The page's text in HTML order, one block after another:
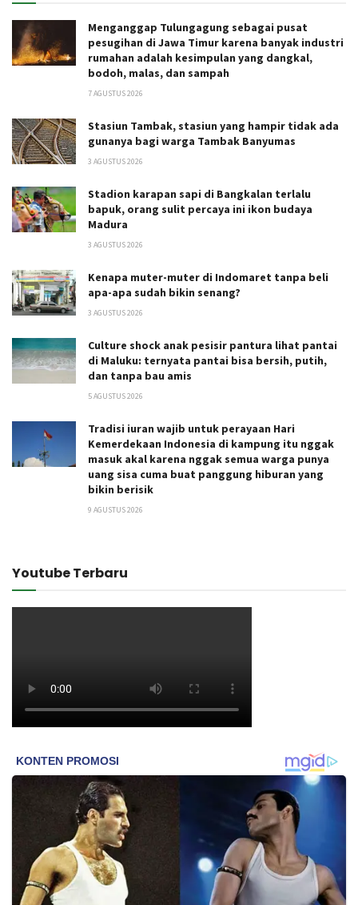
Menganggap Tulungagung sebagai pusat
pesugihan di Jawa Timur karena banyak industri
rumahan adalah kesimpulan yang dangkal,
bodoh, malas, dan sampah
7 AGUSTUS 2026
Stasiun Tambak, stasiun yang hampir tidak ada
gunanya bagi warga Tambak Banyumas
3 AGUSTUS 2026
Stadion karapan sapi di Bangkalan terlalu
bapuk, orang sulit percaya ini ikon budaya
Madura
3 AGUSTUS 2026
Kenapa muter-muter di Indomaret tanpa beli
apa-apa sudah bikin senang?
3 AGUSTUS 2026
Culture shock anak pesisir pantura lihat pantai
di Maluku: ternyata pantai bisa bersih, putih,
dan tanpa bau amis
5 AGUSTUS 2026
Tradisi iuran wajib untuk perayaan Hari
Kemerdekaan Indonesia di kampung itu nggak
masuk akal karena nggak semua warga punya
uang sisa cuma buat panggung hiburan yang
bikin berisik
9 AGUSTUS 2026
Youtube Terbaru